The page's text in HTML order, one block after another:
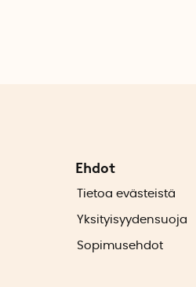
Ehdot
Tietoa evästeistä
Yksityisyydensuoja
Sopimusehdot